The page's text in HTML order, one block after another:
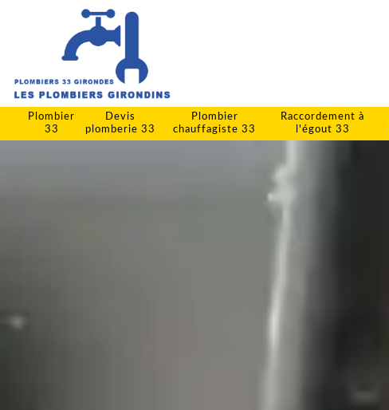
Plombier
33
Devis
plomberie 33
Plombier
chauffagiste 33
Raccordement à
l'égout 33